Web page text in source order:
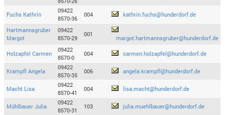
Fuchs Kathrin
09422
8570-36
004 kathrin.fuchs@hunderdorf.de
Hartmannsgruber
Margot
09422
8570-29
001
margot.hartmannsgruber@hunderdorf.de
Holzapfel Carmen
09422
8570-0
004 carmen.holzapfel@hunderdorf.de
Krampfl Angela
09422
8570-35
006 angela.krampfl@hunderdorf.de
Macht Lisa
09422
8570-41
004 lisa.macht@hunderdorf.de
Mühlbauer Julia
09422
8570-31
103 julia.muehlbauer@hunderdorf.de